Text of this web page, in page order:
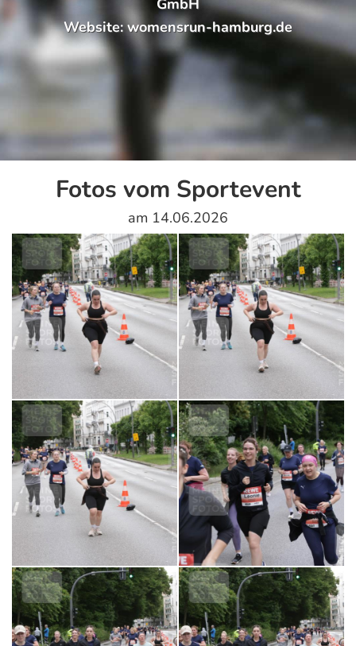
GmbH
Website:womensrun-hamburg.de
Fotos vom Sportevent
am 14.06.2026